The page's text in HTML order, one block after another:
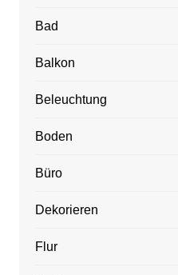
Bad
Balkon
Beleuchtung
Boden
Büro
Dekorieren
Flur